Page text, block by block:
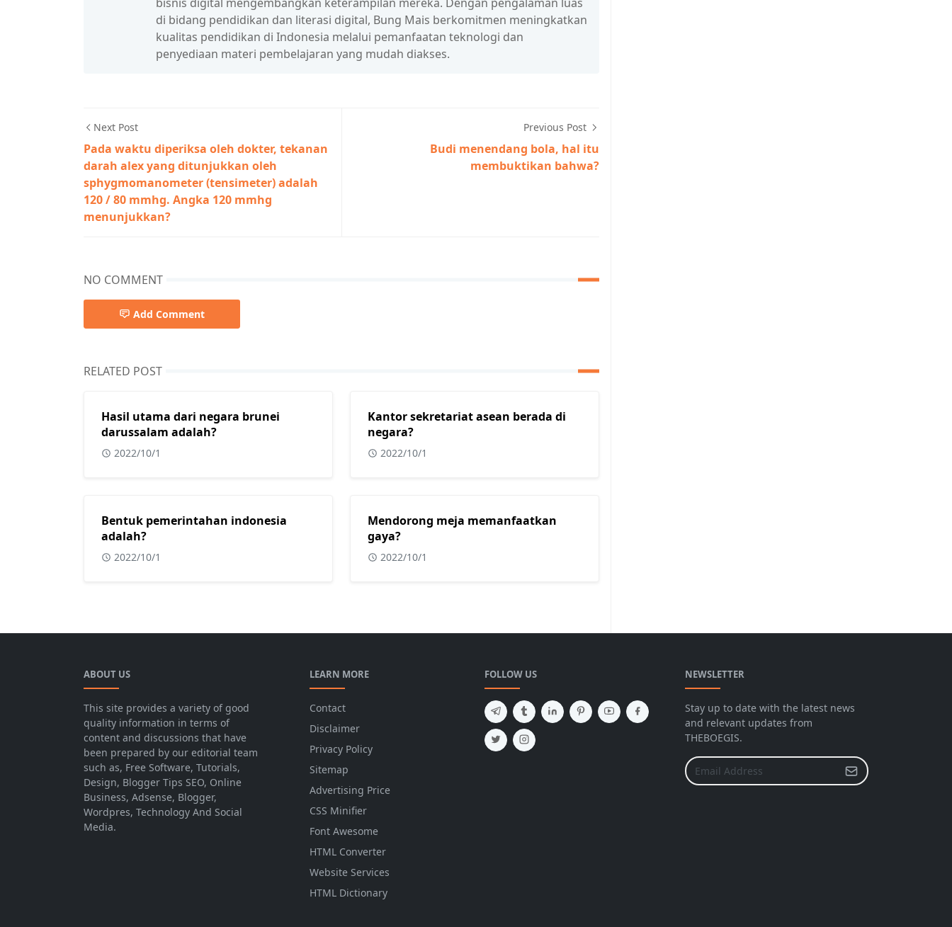
di bidang pendidikan dan literasi digital, Bung Mais berkomitmen meningkatkan
kualitas pendidikan di Indonesia melalui pemanfaatan teknologi dan
penyediaan materi pembelajaran yang mudah diakses.
Next Post
Pada waktu diperiksa oleh dokter, tekanan
darah alex yang ditunjukkan oleh
sphygmomanometer (tensimeter) adalah
120 / 80 mmhg. Angka 120 mmhg
menunjukkan?
Previous Post
Budi menendang bola, hal itu
membuktikan bahwa?
NO COMMENT
Add Comment
RELATED POST
Hasil utama dari negara brunei
darussalam adalah?
2022/10/1
Kantor sekretariat asean berada di
negara?
2022/10/1
Bentuk pemerintahan indonesia
adalah?
2022/10/1
Mendorong meja memanfaatkan
gaya?
2022/10/1
ABOUT US
This site provides a variety of good
quality information in terms of
content and discussions that have
been prepared by our editorial team
such as, Free Software, Tutorials,
Design, Blogger Tips SEO, Online
Business, Adsense, Blogger,
Wordpres, Technology And Social
Media.
LEARN MORE
Contact
Disclaimer
Privacy Policy
Sitemap
Advertising Price
CSS Minifier
Font Awesome
HTML Converter
Website Services
HTML Dictionary
FOLLOW US NEWSLETTER
Stay up to date with the latest news
and relevant updates from
THEBOEGIS.